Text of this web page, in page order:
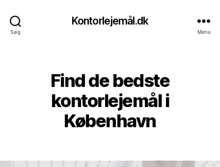
Søg
Kontorlejemål.dk
Menu
Kategorier
Find de bedste
kontorlejemål i
København